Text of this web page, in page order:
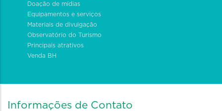
Doação de mídias
Equipamentos e serviços
Materiais de divulgação
Observatório do Turismo
Principais atrativos
Venda BH
Informações de Contato